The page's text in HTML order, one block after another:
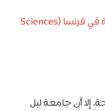
منحة معهد العلوم السياسية في فرنسا (Sciences
إلا أن جامعة ليل